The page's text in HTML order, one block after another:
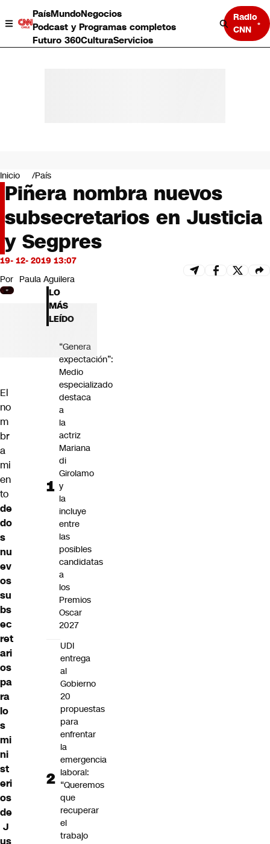
PaísMundoNegocios
Podcast y Programas completos
Futuro 360CulturaServicios
Radio
CNN
Negocios
Deportes
Programas completos
Cultura
Servicios
Bits
CNN Data
CNN tiempo
Futuro 360
Opinión
Inicio País
Piñera nombra nuevos
subsecretarios en Justicia
y Segpres
19- 12- 2019 13:07
Por Paula Aguilera
El
no
m
br
a
mi
en
to
de
do
s
nu
ev
os
su
bs
ec
ret
ari
os
pa
ra
lo
s
mi
ni
st
eri
os
de
J
us
LO
MÁS
LEÍDO
“Genera
expectación”:
Medio
especializado
destaca
a
la
actriz
Mariana
di
Girolamo
y
la
incluye
entre
las
posibles
candidatas
a
los
Premios
Oscar
2027
UDI
entrega
al
Gobierno
20
propuestas
para
enfrentar
la
emergencia
laboral:
“Queremos
que
recuperar
el
trabajo